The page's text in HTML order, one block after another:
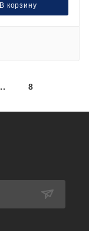
В корзину
8